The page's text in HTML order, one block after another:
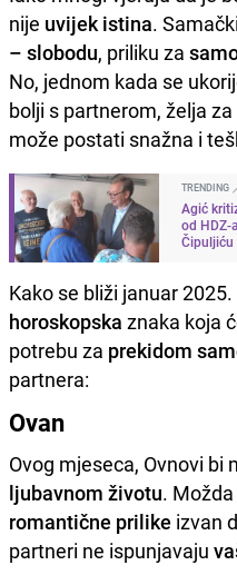
nije uvijek istina.
– slobodu, priliku za
No, jednom kada se
bolji s partnerom, želja
može postati snažna i
TRENDING
Agić
od HDZ-
Čipuljiću
Kako se bliži januar
horoskopska znaka koja
potrebu za prekidom
partnera:
Ovan
Ovog mjeseca, Ovnovi bi
ljubavnom životu.
romantične prilike izvan
partneri ne ispunjavaju